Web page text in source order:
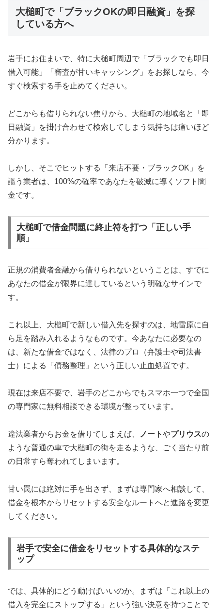
大槌町で「ブラックOKの即日融資」を探
している方へ
岩手にお住まいで、特に大槌町周辺で「ブラックでも即日
借入可能」「審査が甘いキャッシング」をお探しなら、今
すぐ検索する手を止めてください。
どこからも借りられない焦りから、大槌町の地域名と「即
日融資」を掛け合わせて検索してしまう気持ちは痛いほど
分かります。
しかし、そこでヒットする「来店不要・ブラックOK」を
謳う業者は、100%の確率であなたを破滅に導くソフト闇
金です。
大槌町で借金問題に終止符を打つ「正しい手
順」
正規の消費者金融から借りられないということは、すでに
あなたの借金が限界に達しているという明確なサインで
す。
これ以上、大槌町で新しい借入先を探すのは、地雷原に自
ら足を踏み入れるようなものです。今あなたに必要なの
は、新たな借金ではなく、法律のプロ（弁護士や司法書
士）による「債務整理」という正しい止血処置です。
現在は来店不要で、岩手のどこからでもスマホ一つで全国
の専門家に無料相談できる環境が整っています。
違法業者からお金を借りてしまえば、 ノートやプリウスの
ような普通の車で大槌町の街を走るような、ごく当たり前
の日常すら奪われてしまいます。
甘い罠には絶対に手を出さず、まずは専門家へ相談して、
借金を根本からリセットする安全なルートへと進路を変更
してください。
岩手で安全に借金をリセットする具体的なステ
ップ
では、具体的にどう動けばいいのか。まずは「これ以上の
借入を完全にストップする」という強い決意を持つことで